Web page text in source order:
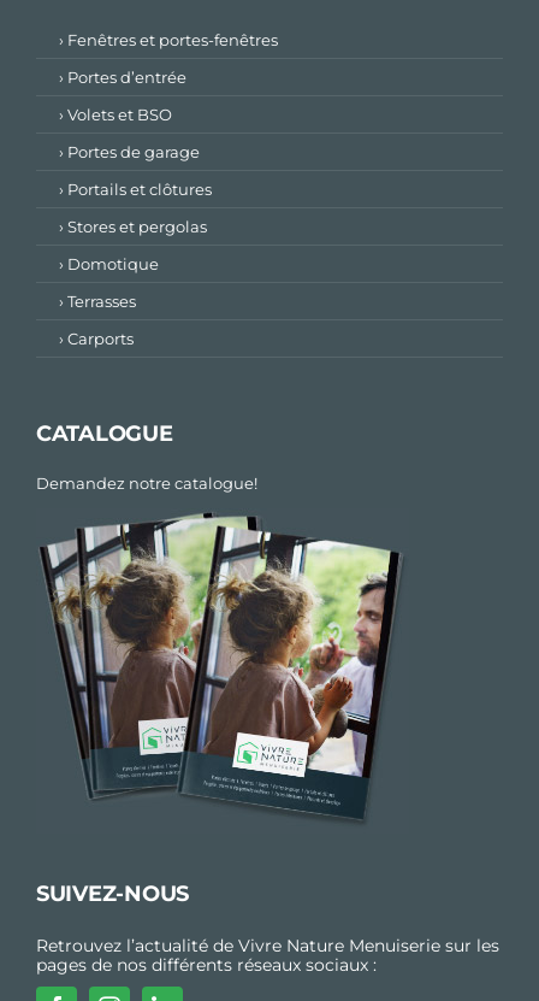
› Fenêtres et portes-fenêtres
› Portes d’entrée
› Volets et BSO
› Portes de garage
› Portails et clôtures
› Stores et pergolas
› Domotique
› Terrasses
› Carports
CATALOGUE
Demandez notre catalogue!
SUIVEZ-NOUS
Retrouvez l’actualité de Vivre Nature Menuiserie sur les
pages de nos différents réseaux sociaux :